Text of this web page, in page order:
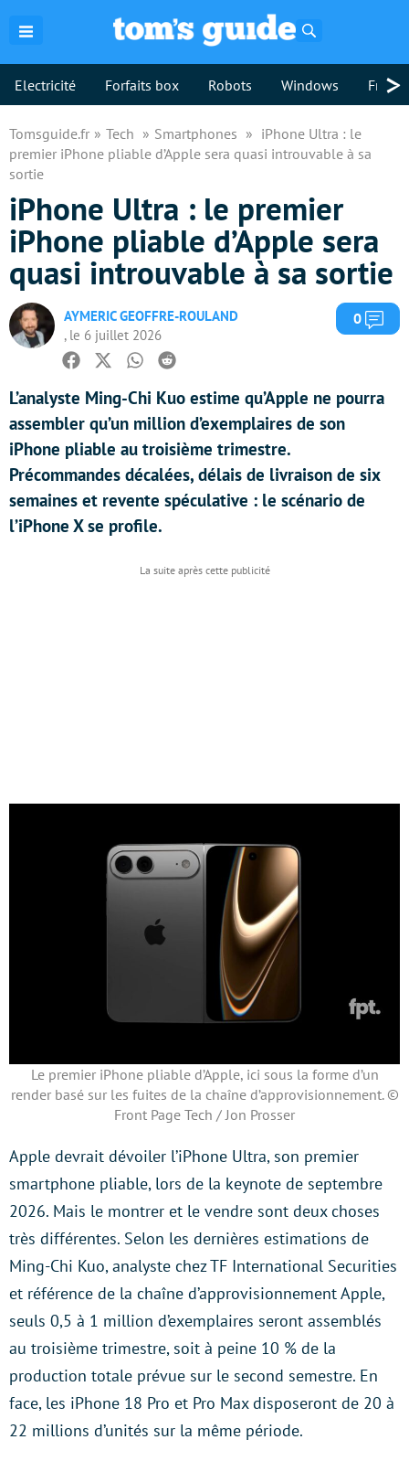
Electricité Forfaits box Robots Windows >
Tomsguide.fr Tech Smartphones
iPhone Ultra : le
premier iPhone pliable d’Apple sera quasi introuvable à sa
sortie
iPhone Ultra : le premier
iPhone pliable d’Apple sera
quasi introuvable à sa sortie
AYMERIC GEOFFRE-ROULAND
, le 6 juillet 2026
0
Facebook
TwitterWhatsapp
Reddit
L’analyste Ming-Chi Kuo estime qu’Apple ne pourra
assembler qu’un million d’exemplaires de son
iPhone pliable au troisième trimestre.
Précommandes décalées, délais de livraison de six
semaines et revente spéculative : le scénario de
l’iPhone X se profile.
Le premier iPhone pliable d’Apple, ici sous la forme d’un
render basé sur les fuites de la chaîne d’approvisionnement. ©
Front Page Tech / Jon Prosser
Apple devrait dévoiler l’iPhone Ultra, son premier
smartphone pliable, lors de la keynote de septembre
2026. Mais le montrer et le vendre sont deux choses
très différentes. Selon les dernières estimations de
Ming-Chi Kuo, analyste chez TF International Securities
et référence de la chaîne d’approvisionnement Apple,
seuls 0,5 à 1 million d’exemplaires seront assemblés
au troisième trimestre, soit à peine 10 % de la
production totale prévue sur le second semestre. En
face, les iPhone 18 Pro et Pro Max disposeront de 20 à
22 millions d’unités sur la même période.